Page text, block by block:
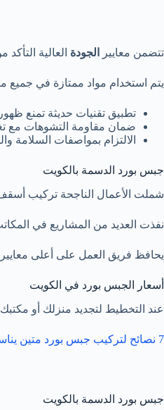
تتضمن معايير الجودة العالية
يتم استخدام مواد ممتازة في جميع
تطبيق تقنيات حديثة تمنع
ضمان مقاومة التشوهات مع
الالتزام بمواصفات السلامة
جبس بورد الدسمة بالكويت
شملت الأعمال الناجحة تركيب أسقف
نفذت العديد من المشاريع في
يحافظ فريق العمل على أعلى معايير
أسعار الجبس بورد في الكويت
عند التخطيط لتجديد منزلك أو
7 نصائح لتركيب جبس بورد متين يناسب جميع الغرف بالكويت
جبس بورد الدسمة بالكويت